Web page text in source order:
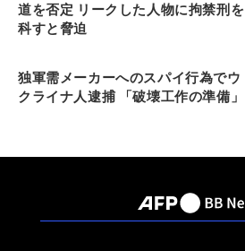
道を否定 リークした人物に拘禁刑を
科すと脅迫
独軍需メーカーへのスパイ行為でウ
クライナ人逮捕 「破壊工作の準備」